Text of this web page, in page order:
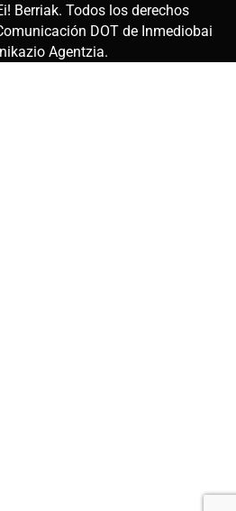
Berriak. Todos los derechos
DOT de Inmediobai
Agentzia.